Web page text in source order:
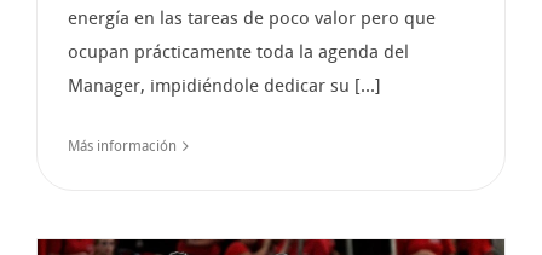
energía en las tareas de poco valor pero que
ocupan prácticamente toda la agenda del
Manager, impidiéndole dedicar su [...]
Más información